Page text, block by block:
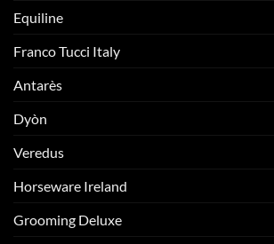
Equiline
Franco Tucci Italy
Antarès
Dyòn
Veredus
Horseware Ireland
Grooming Deluxe